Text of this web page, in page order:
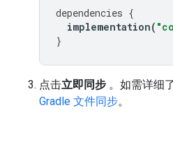
dependencies {
implementation(
}
点击立即同步 。如需详细
Gradle 文件同步。